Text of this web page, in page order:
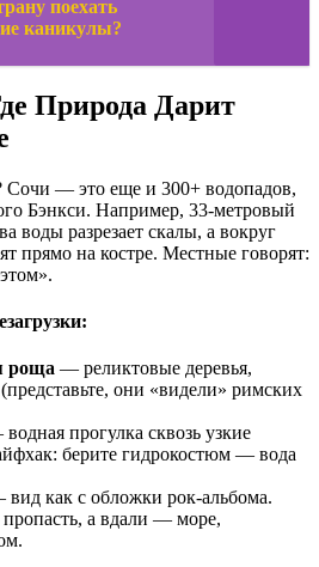
поехать
каникулы?
Природа Дарит
Сочи — это еще и 300+ водопадов,
Бэнкси. Например, 33-метровый
воды разрезает скалы, а вокруг
прямо на костре. Местные говорят:
роща — реликтовые деревья,
они «видели» римских
прогулка сквозь узкие
берите гидрокостюм — вода
как с обложки рок-альбома.
а вдали — море,